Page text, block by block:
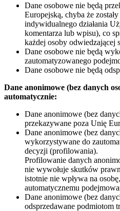
Dane osobowe nie będą
Europejską, chyba że
indywidualnego działania
komentarza lub wpisu), co
każdej osoby odwiedzającej
Dane osobowe nie będą
zautomatyzowanego
Dane osobowe nie będą
Dane anonimowe (bez danych
automatycznie:
Dane anonimowe (bez
przekazywane poza Unię
Dane anonimowe (bez
wykorzystywane do
decyzji (profilowania).
Profilowanie danych
nie wywołuje skutków
istotnie nie wpływa na
automatycznemu
Dane anonimowe (bez
odsprzedawane podmiotom